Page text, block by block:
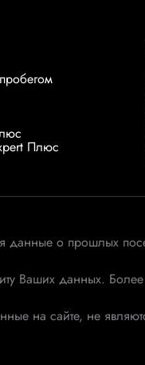
Плюс
данные о прошлых
Ваших данных.
на сайте, не